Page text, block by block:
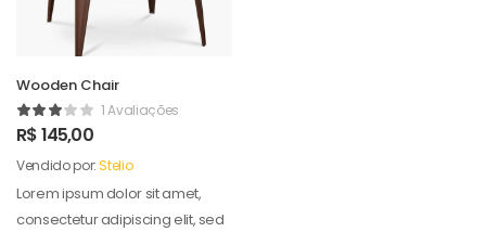
Wooden Chair
1 Avaliações
R$145,00
Vendido por:Stelio
Lorem ipsum dolor sit amet,
consectetur adipiscing elit, sed